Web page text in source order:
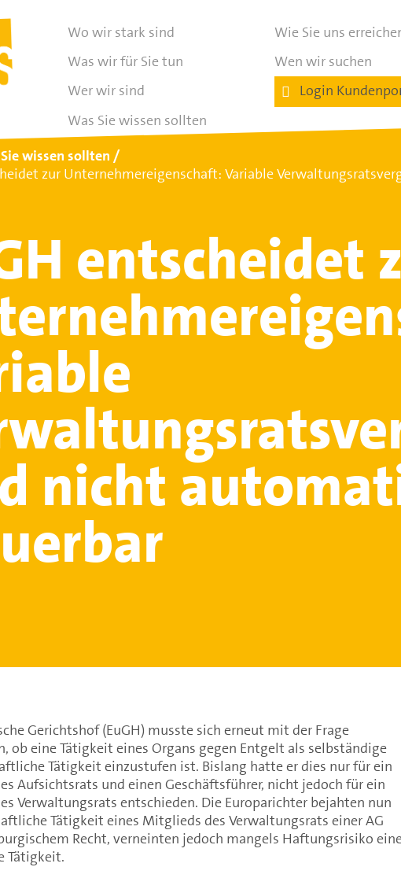
Wo wir stark sind
Was wir für Sie tun
Wer wir sind
Was Sie wissen sollten
Wie Sie uns
Wen wir suchen
Login
wissen sollten
zur Unternehmereigenschaft: Variable
entscheidet
nicht
Gerichtshof (EuGH) musste sich erneut mit der Frage
ob eine Tätigkeit eines Organs gegen Entgelt als selbständige
Tätigkeit einzustufen ist. Bislang hatte er dies nur für ein
Aufsichtsrats und einen Geschäftsführer, nicht jedoch für ein
Verwaltungsrats entschieden. Die Europarichter bejahten nun
Tätigkeit eines Mitglieds des Verwaltungsrats einer AG
Recht, verneinten jedoch mangels Haftungsrisiko
Tätigkeit.